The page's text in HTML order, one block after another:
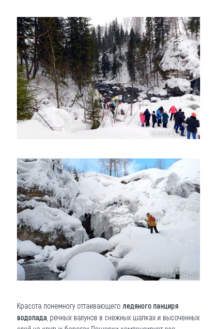
Красота понемногу оттаивающего ледяного панциря
водопада , речных валунов в снежных шапках и высоченных